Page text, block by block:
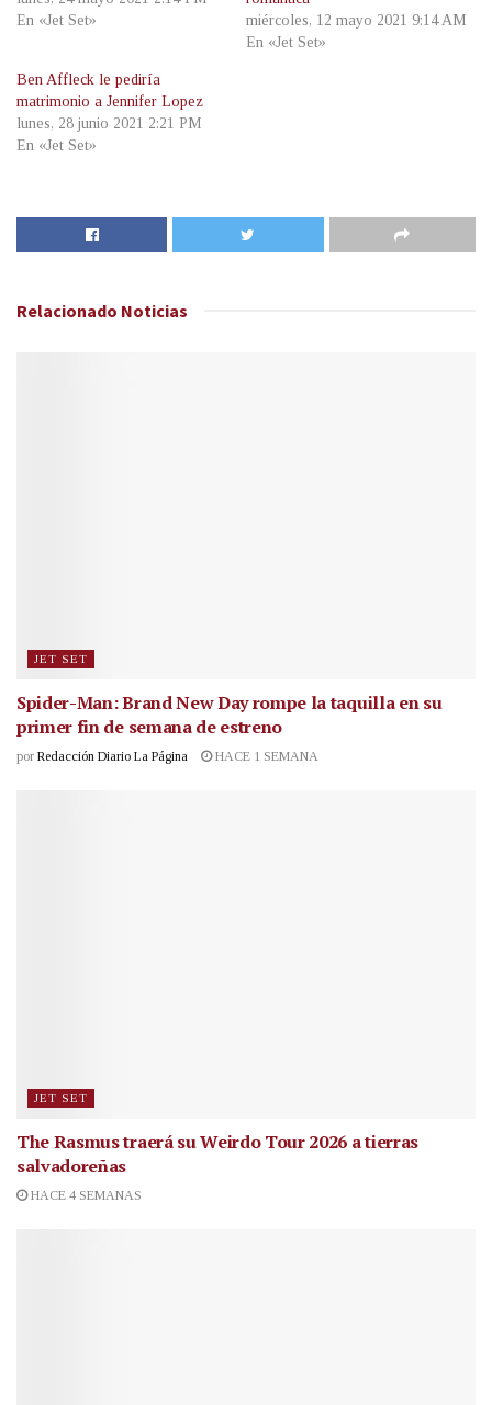
En «Jet Set»
miércoles, 12 mayo 2021 9:14 AM
En «Jet Set»
Ben Affleck le pediría
matrimonio a Jennifer Lopez
lunes, 28 junio 2021 2:21 PM
En «Jet Set»
Relacionado Noticias
JET SET
Spider-Man: Brand New Day rompe la taquilla en su
primer fin de semana de estreno
por Redacción Diario La Página HACE 1 SEMANA
JET SET
The Rasmus traerá su Weirdo Tour 2026 a tierras
salvadoreñas
HACE 4 SEMANAS